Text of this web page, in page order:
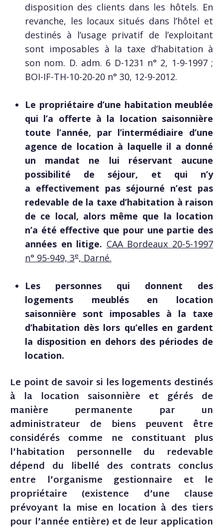
disposition des clients dans les hôtels. En
revanche, les locaux situés dans l’hôtel et
destinés à l’usage privatif de l’exploitant
sont imposables à la taxe d’habitation à
son nom. D. adm. 6 D-1231 n° 2, 1-9-1997 ;
BOI-IF-TH-10-20-20 n° 30, 12-9-2012.
Le propriétaire d’une habitation meublée
qui l’a offerte à la location saisonnière
toute l’année, par l’intermédiaire d’une
agence de location à laquelle il a donné
un mandat ne lui réservant aucune
possibilité de séjour, et qui n’y
a effectivement pas séjourné n’est pas
redevable de la taxe d’habitation à raison
de ce local, alors même que la location
n’a été effective que pour une partie des
années en litige. CAA Bordeaux 20-5-1997
n° 95-949, 3e, Darné.
Les personnes qui donnent des
logements meublés en location
saisonnière sont imposables à la taxe
d’habitation dès lors qu’elles en gardent
la disposition en dehors des périodes de
location.
Le point de savoir si les logements destinés
à la location saisonnière et gérés de
manière permanente par un
administrateur de biens peuvent être
considérés comme ne constituant plus
l’habitation personnelle du redevable
dépend du libellé des contrats conclus
entre l’organisme gestionnaire et le
propriétaire (existence d’une clause
prévoyant la mise en location à des tiers
pour l’année entière) et de leur application